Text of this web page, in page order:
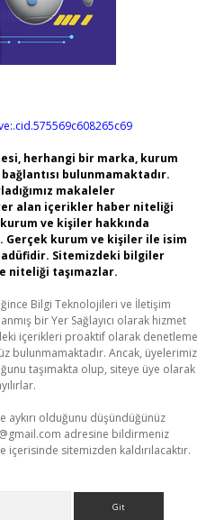
herhangi bir marka, kurum
bulunmamaktadır.
makaleler
alan içerikler haber niteliği
ve kişiler hakkında
Gerçek kurum ve kişiler ile isim
Sitemizdeki bilgiler
niteliği taşımazlar.
Bilgi Teknolojileri ve İletişim
bir Yer Sağlayıcı olarak hizmet
içerikleri proaktif olarak denetleme
bulunmamaktadır. Ancak, üyelerimiz
taşımakta olup, siteye üye olarak
aykırı olduğunu düşündüğünüz
adresine bildirmeniz
sitemizden kaldırılacaktır.